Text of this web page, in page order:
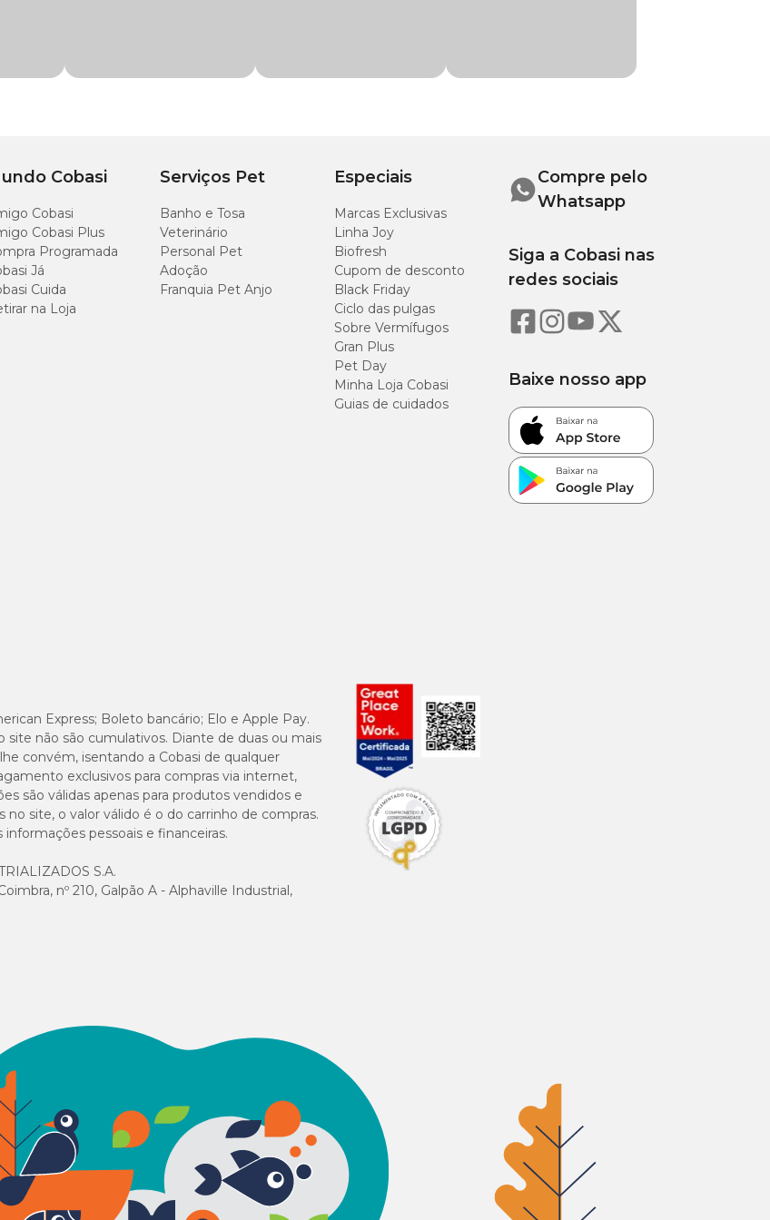
Cobasi
Cobasi
Cobasi Plus
Programada
Já
Cuida
na Loja
Serviços Pet
Banho e Tosa
Veterinário
Personal Pet
Adoção
Franquia Pet Anjo
Especiais
Marcas Exclusivas
Linha Joy
Biofresh
Cupom de desconto
Black Friday
Ciclo das pulgas
Sobre Vermífugos
Gran Plus
Pet Day
Minha Loja Cobasi
Guias de cuidados
Compre pelo
Whatsapp
Siga a Cobasi nas
redes sociais
Baixe nosso app
Express; Boleto bancário; Elo e Apple Pay.
não são cumulativos. Diante de duas ou mais
convém, isentando a Cobasi de qualquer
exclusivos para compras via internet,
são válidas apenas para produtos vendidos e
site, o valor válido é o do carrinho de compras.
informações pessoais e financeiras.
S.A.
nº 210, Galpão A - Alphaville Industrial,